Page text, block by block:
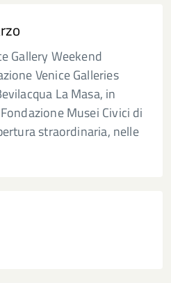
Gallery Weekend
Venice Galleries
La Masa, in
Musei Civici di
straordinaria, nelle